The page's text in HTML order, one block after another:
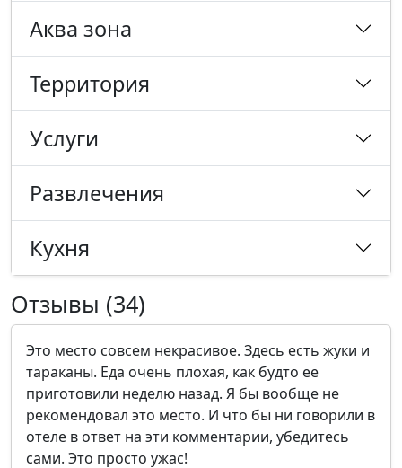
Аква зона
Территория
Услуги
Развлечения
Кухня
Отзывы (34)
Это место совсем некрасивое. Здесь есть жуки и
тараканы. Еда очень плохая, как будто ее
приготовили неделю назад. Я бы вообще не
рекомендовал это место. И что бы ни говорили в
отеле в ответ на эти комментарии, убедитесь
сами. Это просто ужас!